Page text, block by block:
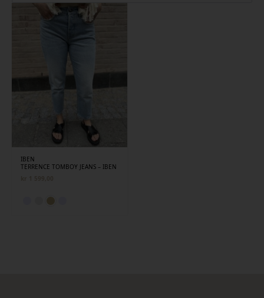
IBEN
TERRENCE TOMBOY JEANS – IBEN